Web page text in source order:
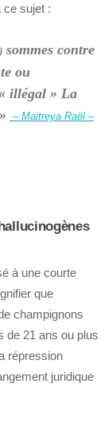
ce sujet :
sommes contre
ou
illégal » La
– Maitreya Raël –
à une courte
que
champignons
de 21 ans ou plus
répression
juridique